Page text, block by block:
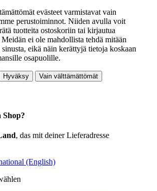
evästeet varmistavat vain
perustoiminnot. Niiden avulla voit
tuotteita ostoskoriin tai kirjautua
ei ole mahdollista tehdä mitään
eikä näin kerättyjä tietoja koskaan
osapuolille.
Hyväksy Vain välttämättömät
, das mit deiner Lieferadresse
(English)